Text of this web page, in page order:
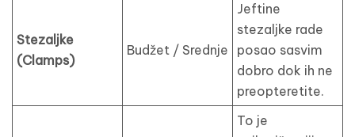
Stezaljke
(Clamps)
Budžet / Srednje
Jeftine
stezaljke rade
posao sasvim
dobro dok ih ne
preopteretite.
To je